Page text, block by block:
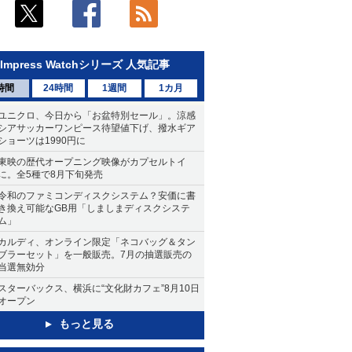
Impress Watchシリーズ 人気記事
間 24時間 1週間 1カ月
ニクロ、今日から「お盆特別セール」。涼感
アサッカーワンピース待望値下げ、撥水ギア
ョーツは1990円に
映の歴代オープニング映像がカプセルトイ
。全5種で8月下旬発売
和のファミコンディスクシステム？安価に書
換え可能なGB用「しましまディスクシステ
」
ルディ、オンライン限定「ネコバッグ＆タン
ラーセット」を一般販売。7月の抽選販売の
選無効分
ターバックス、横浜に“文化財カフェ”8月10日
ープン
もっと見る